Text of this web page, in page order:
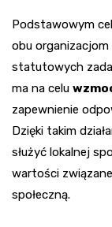
Podstawowym
obu
statutowych
ma na celu
zapewnienie
Dzięki takim
służyć lokalnej
wartości
społeczną.